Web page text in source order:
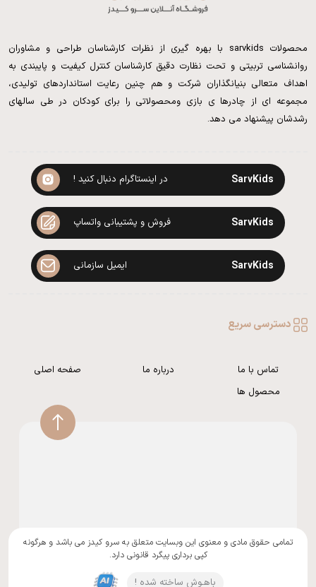
محصولات sarvkids با بهره گیری از نظرات کارشناسان طراحی و مشاوران
روانشناسی تربیتی و تحت نظارت دقیق کارشناسان کنترل کیفیت و پایبندی به
اهداف متعالی بنیانگذاران شرکت و هم چنین رعایت استانداردهای تولیدی،
مجموعه ای از چادرها ی بازی ومحصولاتی را برای کودکان در طی سالهای
رشدشان پیشنهاد می دهد.
SarvKids در اینستاگرام دنبال کنید !
SarvKids فروش و پشتیبانی واتساپ
SarvKids ایمیل سازمانی
دسترسی سریع
تماس با ما درباره ما
صفحه اصلی
محصول ها
تمامی حقوق مادی و معنوی این وبسایت متعلق به سرو کیدز می باشد و هرگونه
کپی برداری پیگرد قانونی دارد.
باهـوش ساخته شده !